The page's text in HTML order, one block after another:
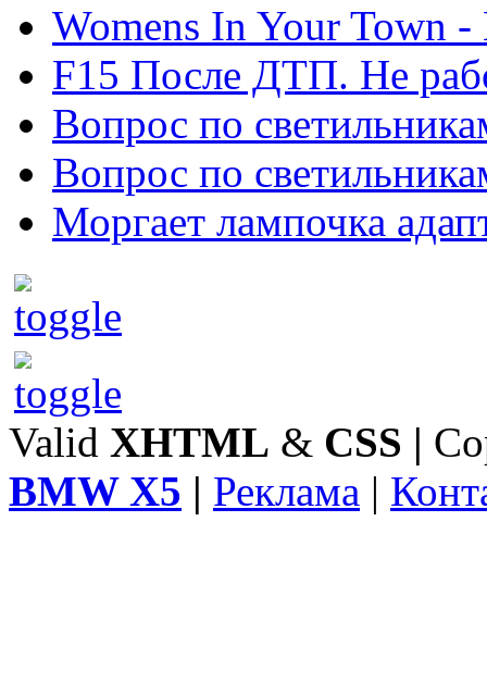
Womens In Your Town
F15 После ДТП. Не
Вопрос по
Вопрос по
Моргает лампочка
Valid XHTML & CSS |
BMW X5 | Реклама |